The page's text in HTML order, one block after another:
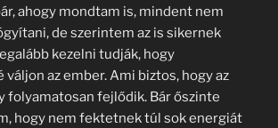
ahogy mondtam is, mindent nem
de szerintem az is sikernek
kezelni tudják, hogy
az ember. Ami biztos, hogy az
folyamatosan fejlődik. Bár őszinte
hogy nem fektetnek túl sok energiát